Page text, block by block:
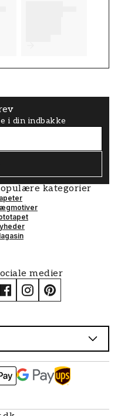
i din indbakke
kategorier
medier